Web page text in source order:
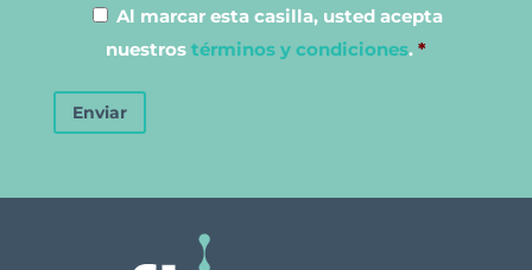
Al marcar esta casilla, usted acepta
nuestros términos y condiciones. *
Enviar